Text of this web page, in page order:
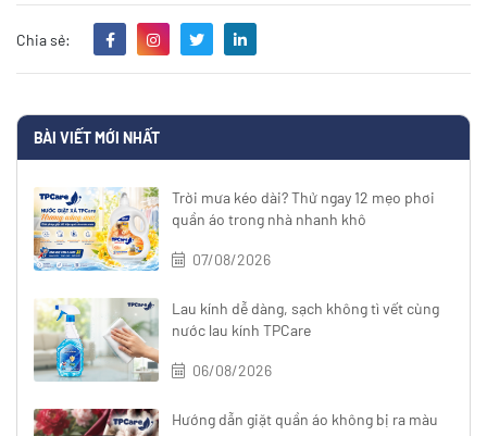
Chia sẻ:
BÀI VIẾT MỚI NHẤT
Trời mưa kéo dài? Thử ngay 12 mẹo phơi
quần áo trong nhà nhanh khô
07/08/2026
Lau kính dễ dàng, sạch không tì vết cùng
nước lau kính TPCare
06/08/2026
Hướng dẫn giặt quần áo không bị ra màu